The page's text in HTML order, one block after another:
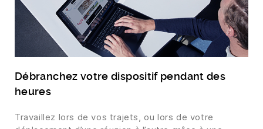
Débranchez votre dispositif pendant des
heures
Travaillez lors de vos trajets, ou lors de votre